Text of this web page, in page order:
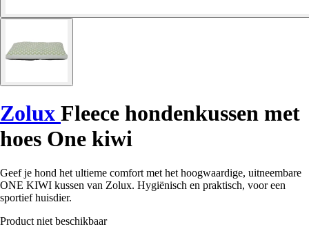
Zolux Fleece hondenkussen met
hoes One kiwi
Geef je hond het ultieme comfort met het hoogwaardige, uitneembare
ONE KIWI kussen van Zolux. Hygiënisch en praktisch, voor een
sportief huisdier.
Product niet beschikbaar